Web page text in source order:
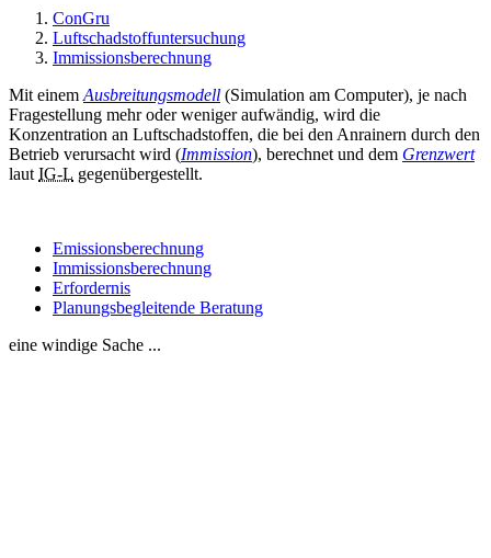
ConGru
Luftschadstoffuntersuchung
Immissionsberechnung
Mit einem Ausbreitungsmodell (Simulation am Computer), je nach
Fragestellung mehr oder weniger aufwändig, wird die
Konzentration an Luftschadstoffen, die bei den Anrainern durch den
Betrieb verursacht wird (Immission), berechnet und dem Grenzwert
laut IG-L gegenübergestellt.
Emissionsberechnung
Immissionsberechnung
Erfordernis
Planungsbegleitende Beratung
eine windige Sache ...